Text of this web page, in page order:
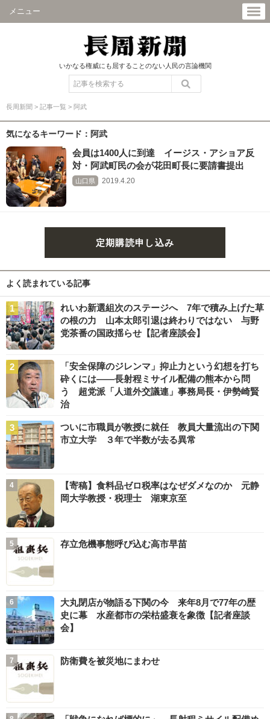
メニュー
いかなる権威にも屈することのない人民の言論機関
長周新聞 > 記事一覧 > 阿武
気になるキーワード：阿武
会員は1400人に到達 イージス・アショア反
対・阿武町民の会が花田町長に要請書提出
山口県 2019.4.20
定期購読申し込み
よく読まれている記事
れいわ新選組次のステージへ 7年で積み上げた草
の根の力 山本太郎引退は終わりではない 与野
党茶番の国政揺らせ【記者座談会】
「安全保障のジレンマ」抑止力という幻想を打ち
砕くには――長射程ミサイル配備の熊本から問
う 超党派「人道外交議連」事務局長・伊勢崎賢
治
ついに市職員が教授に就任 教員大量流出の下関
市立大学 ３年で半数が去る異常
【寄稿】食料品ゼロ税率はなぜダメなのか 元静
岡大学教授・税理士 湖東京至
存立危機事態呼び込む高市早苗
大丸閉店が物語る下関の今 来年8月で77年の歴
史に幕 水産都市の栄枯盛衰を象徴【記者座談
会】
防衛費を被災地にまわせ